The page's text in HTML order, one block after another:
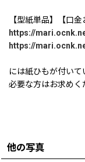
【型紙単品】【口金
https://
https://
には紙ひもが付いて
必要な方はお求めく
他の写真